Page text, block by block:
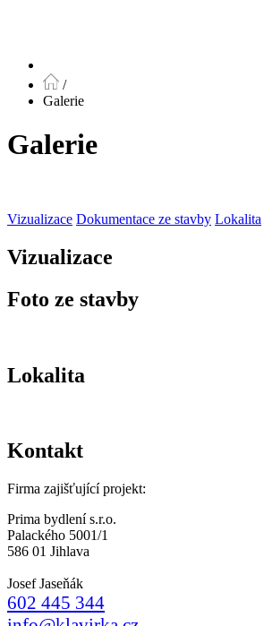
/
Galerie
Galerie
Vizualizace Dokumentace ze stavby Lokalita
Vizualizace
Foto ze stavby
Lokalita
Kontakt
Firma zajišťující projekt:
Prima bydlení s.r.o.
Palackého 5001/1
586 01 Jihlava
Josef Jaseňák
602 445 344